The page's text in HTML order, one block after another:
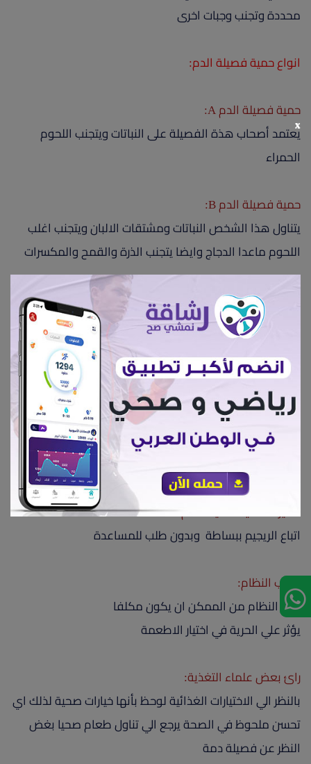
محددة وتجنب وجبات اخرى
انواع حمية فصيلة الدم:
حمية فصيلة الدم A:
يعتمد أصحاب هذة الفصيلة على النباتات ويتجنب اللحوم
الحمراء
حمية فصيلة الدم B:
يتناول هذا الشخص النباتات ومشتقات الالبان ويتجنب اغلب
اللحوم ماعدا الدجاج وايضا يتجنب الذرة والقمح والمكسرات
حمية فصيلة الدم AB:
يتناول الماكولات البحرية ومشتقات الألبان والخضروات وتجنب
حمية فصيلة الدم O
يتناول اغذية عالية البروتين مثل اللحوم الطرية والدواجن
والاسماك والخضار والفاكهة مع تجنب البقوليات ومشتقات
مميزات حمية فصيلة الدم :
اتباع الريجيم ببساطة وبدون طلب للمساعدة
عيوب النظام:
هذا النظام من الممكن ان يكون مكلفا
يؤثر علي الحرية في اختيار الاطعمة
رائ بعض علماء التغذية:
بالنظر الي الاختيارات الغذائية لوحظ بأنها خيارات صحية لذلك اي
تحسن ملحوظ في الصحة يرجع الي تناول طعام صحيا بغض
النظر عن فصيلة دمة
x